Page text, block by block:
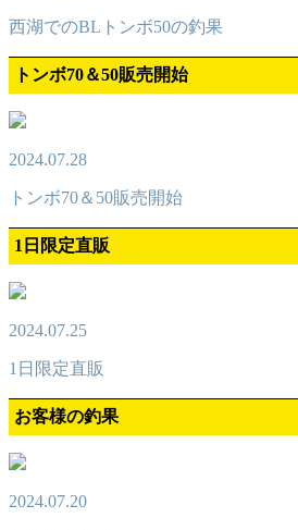
西湖でのBLトンボ50の釣果
トンボ70＆50販売開始
2024.07.28
トンボ70＆50販売開始
1日限定直販
2024.07.25
1日限定直販
お客様の釣果
2024.07.20